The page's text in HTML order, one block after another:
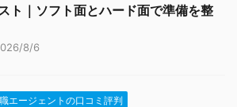
ト｜ソフト面とハード面で準備を整
8/6
エージェントの口コミ評判